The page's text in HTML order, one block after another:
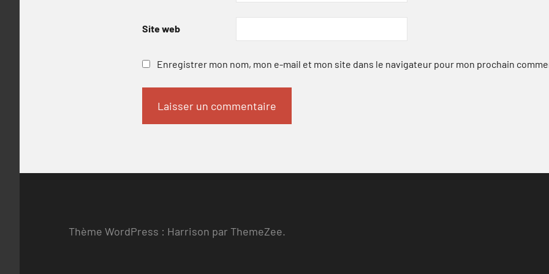
Site web
Enregistrer mon nom, mon e-mail et mon site dans le navigateur pour mon prochain
Thème WordPress : Harrison par ThemeZee.